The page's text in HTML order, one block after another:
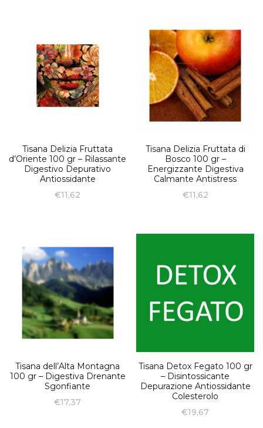
Tisana Delizia Fruttata
d’Oriente 100 gr – Rilassante
Digestivo Depurativo
Antiossidante
€11,62
Tisana Delizia Fruttata di
Bosco 100 gr –
Energizzante Digestiva
Calmante Antistress
€11,62
Tisana dell’Alta Montagna
100 gr – Digestiva Drenante
Sgonfiante
€17,37
Tisana Detox Fegato 100 gr
– Disintossicante
Depurazione Antiossidante
Colesterolo
€19,67